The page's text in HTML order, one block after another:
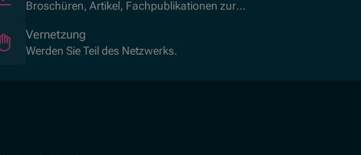
Broschüren, Artikel, Fachpublikationen zur
Vernetzung
Werden Sie Teil des Netzwerks.